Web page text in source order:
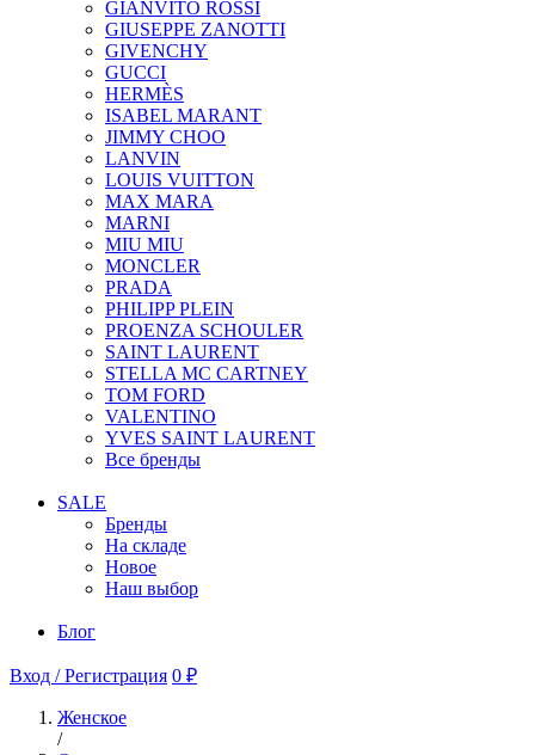
GIANVITO ROSSI
GIUSEPPE ZANOTTI
GIVENCHY
GUCCI
HERMÈS
ISABEL MARANT
JIMMY CHOO
LANVIN
LOUIS VUITTON
MAX MARA
MARNI
MIU MIU
MONCLER
PRADA
PHILIPP PLEIN
PROENZA SCHOULER
SAINT LAURENT
STELLA MC CARTNEY
TOM FORD
VALENTINO
YVES SAINT LAURENT
Все бренды
SALE
Бренды
На складе
Новое
Наш выбор
Блог
Вход / Регистрация 0 ₽
Женское
/